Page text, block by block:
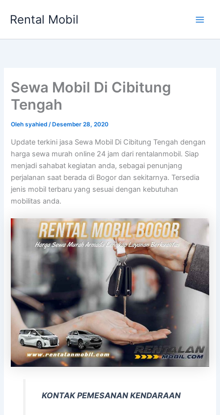
Rental Mobil
Sewa Mobil Di Cibitung
Tengah
Olehsyahied/ Desember 28, 2020
Update terkini jasa Sewa Mobil Di Cibitung Tengah dengan
harga sewa murah online 24 jam dari rentalanmobil. Siap
menjadi sahabat kegiatan anda, sebagai penunjang
perjalanan saat berada di Bogor dan sekitarnya. Tersedia
jenis mobil terbaru yang sesuai dengan kebutuhan
mobilitas anda.
KONTAK PEMESANAN KENDARAAN